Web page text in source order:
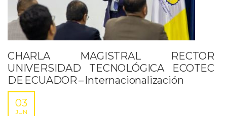
CHARLA MAGISTRAL RECTOR
UNIVERSIDAD TECNOLÓGICA ECOTEC
DE ECUADOR – Internacionalización
03
JUN